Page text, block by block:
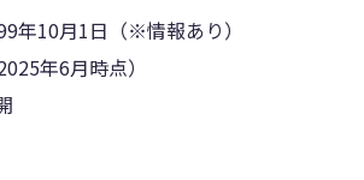
年10月1日（※情報あり）
年6月時点）